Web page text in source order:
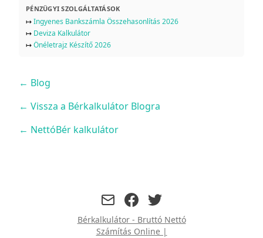
PÉNZÜGYI SZOLGÁLTATÁSOK
↦Ingyenes Bankszámla Összehasonlítás 2026
↦ Deviza Kalkulátor
↦Önéletrajz Készítő 2026
← Blog
← Vissza a Bérkalkulátor Blogra
← NettóBér kalkulátor
facebooktwitter
Bérkalkulátor - Bruttó Nettó
Számítás Online |